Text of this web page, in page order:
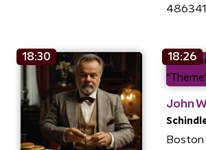
18:30 18:26
John
Boston